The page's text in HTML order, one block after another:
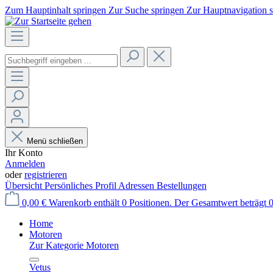
Zum Hauptinhalt springen Zur Suche springen Zur Hauptnavigation
Menü schließen
Ihr Konto
Anmelden
oderregistrieren
Übersicht Persönliches Profil Adressen Bestellungen
0,00 € Warenkorb enthält 0 Positionen. Der Gesamtwert beträgt
Home
Motoren
Zur Kategorie Motoren
Vetus